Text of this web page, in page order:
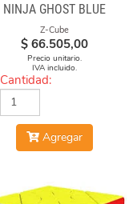
NINJA GHOST BLUE
Z-Cube
$ 66.505,00
Precio unitario.
IVA incluido.
Cantidad:
Agregar